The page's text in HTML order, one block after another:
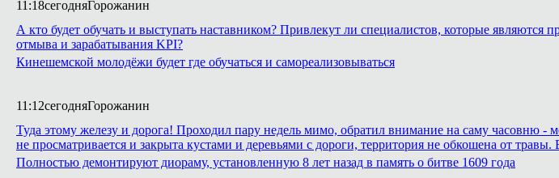
11:18сегодняГорожанин
А кто будет обучать и выступать наставником? Привлекут ли специалистов, которые являются
отмыва и зарабатывания KPI?
Кинешемской молодёжи будет где обучаться и самореализовываться
11:12сегодняГорожанин
Туда этому железу и дорога! Проходил пару недель мимо, обратил внимание на саму часовню -
не просматривается и закрыта кустами и деревьями с дороги, территория не обкошена от
Полностью демонтируют диораму, установленную 8 лет назад в память о битве 1609 года